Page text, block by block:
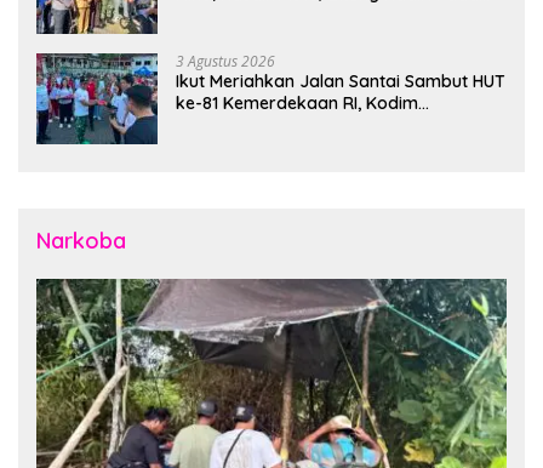
3 Agustus 2026
Ikut Meriahkan Jalan Santai Sambut HUT
ke-81 Kemerdekaan RI, Kodim
Narkoba